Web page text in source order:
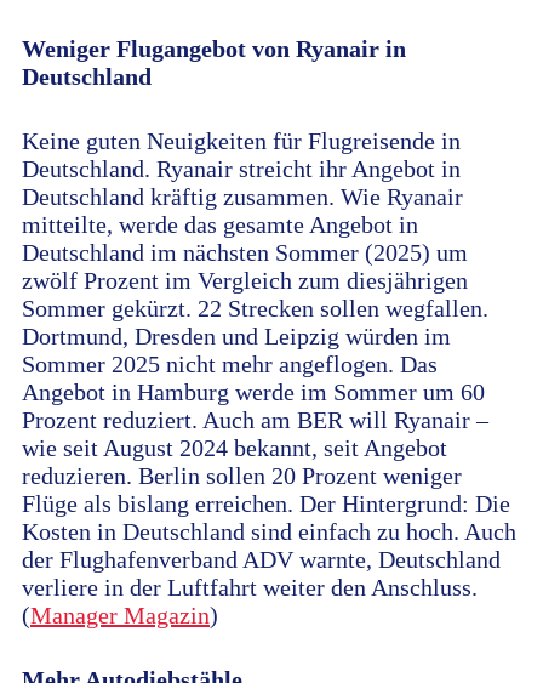
Weniger Flugangebot von Ryanair in
Deutschland
Keine guten Neuigkeiten für Flugreisende in
Deutschland. Ryanair streicht ihr Angebot in
Deutschland kräftig zusammen. Wie Ryanair
mitteilte, werde das gesamte Angebot in
Deutschland im nächsten Sommer (2025) um
zwölf Prozent im Vergleich zum diesjährigen
Sommer gekürzt. 22 Strecken sollen wegfallen.
Dortmund, Dresden und Leipzig würden im
Sommer 2025 nicht mehr angeflogen. Das
Angebot in Hamburg werde im Sommer um 60
Prozent reduziert. Auch am BER will Ryanair –
wie seit August 2024 bekannt, seit Angebot
reduzieren. Berlin sollen 20 Prozent weniger
Flüge als bislang erreichen. Der Hintergrund: Die
Kosten in Deutschland sind einfach zu hoch. Auch
der Flughafenverband ADV warnte, Deutschland
verliere in der Luftfahrt weiter den Anschluss.
(Manager Magazin)